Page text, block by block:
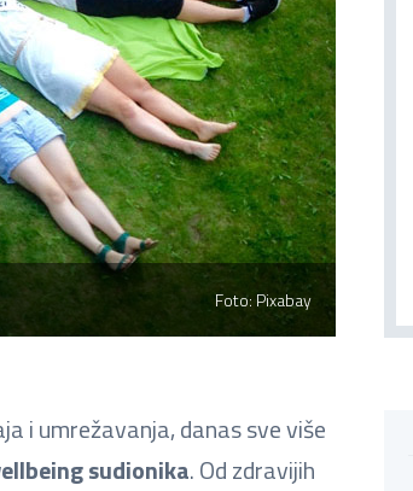
Foto: Pixabay
i umrežavanja, danas sve više
sudionika. Od zdravijih